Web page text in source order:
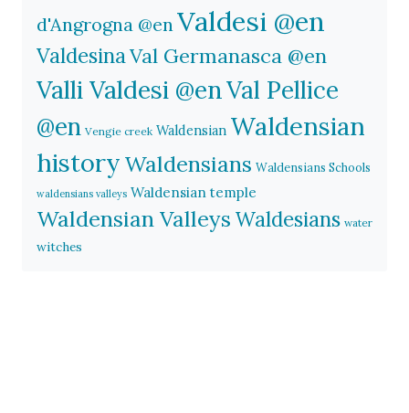
d'Angrogna @enValdesi @en
ValdesinaVal Germanasca @en
Valli Valdesi @enVal Pellice
@en Vengie creek Waldensian Waldensian
historyWaldensians Waldensians Schools
waldensians valleys Waldensian temple
Waldensian Valleys Waldesians water
witches